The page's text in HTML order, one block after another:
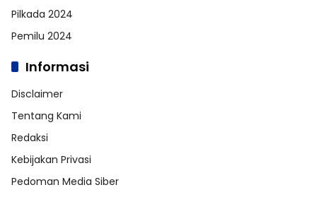
Pilkada 2024
Pemilu 2024
Informasi
Disclaimer
Tentang Kami
Redaksi
Kebijakan Privasi
Pedoman Media Siber